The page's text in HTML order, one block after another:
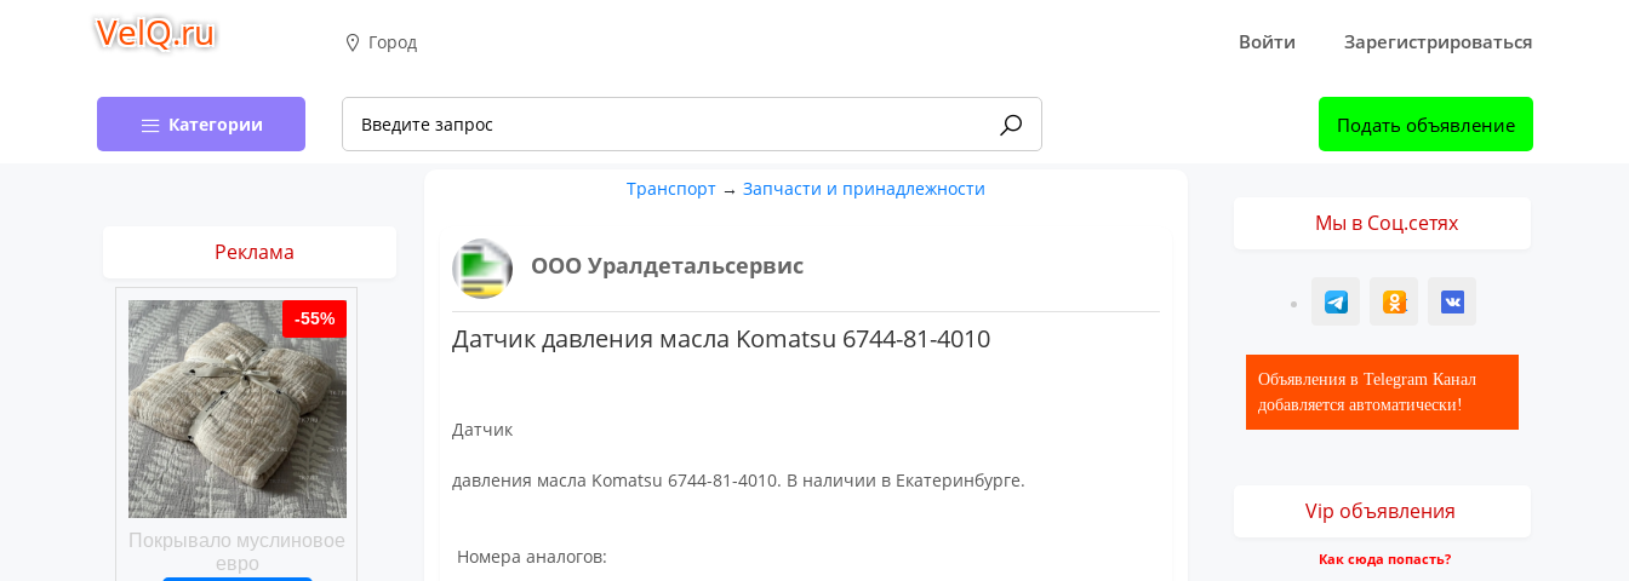
VelQ.ru Город Войти Зарегистрироваться
Категории Подать объявление
Транспорт→ Запчасти и принадлежности
ООО Уралдетальсервис
Датчик давления масла Komatsu 6744-81-4010
Датчик
давления масла Komatsu 6744-81-4010. В наличии в Екатеринбурге.
Номера аналогов:
Реклама
-55%
Покрывало муслиновое
евро
-55%
Покрывало вафельное
Мы в Соц.сетях
T ОК ВК
Объявления в Telegram Канал
добавляется автоматически!
Vip объявления
Как сюда попасть?